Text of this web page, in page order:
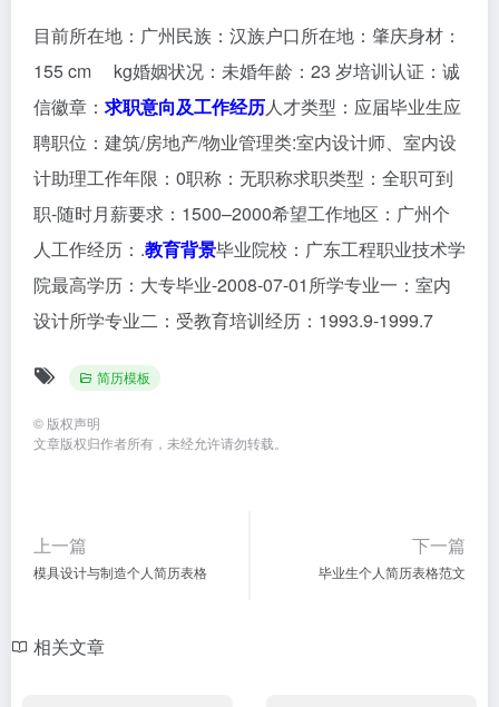
目前所在地：广州民族：汉族户口所在地：肇庆身材：
155 cm kg婚姻状况：未婚年龄：23 岁培训认证：诚
信徽章： 求职意向及工作经历人才类型：应届毕业生应
聘职位：建筑/房地产/物业管理类:室内设计师、室内设
计助理工作年限：0职称：无职称求职类型：全职可到
职-随时月薪要求：1500–2000希望工作地区：广州个
人工作经历：.教育背景毕业院校：广东工程职业技术学
院最高学历：大专毕业-2008-07-01所学专业一：室内
设计所学专业二：受教育培训经历：1993.9-1999.7
简历模板
© 版权声明
文章版权归作者所有，未经允许请勿转载。
上一篇
模具设计与制造个人简历表格
下一篇
毕业生个人简历表格范文
相关文章